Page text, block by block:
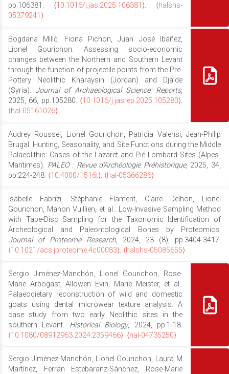
pp.106381. ⟨10.1016/j.jas.2025.106381⟩. ⟨halshs-
05379241⟩
Bogdana Milić, Fiona Pichon, Juan José Ibáñez,
Lionel Gourichon. Assessing socio-economic
changes between the Northern and Southern Levant
through the function of projectile points from the Pre-
Pottery Neolithic Kharaysin (Jordan) and Dja’de
(Syria). Journal of Archaeological Science: Reports,
2025, 66, pp.105280. ⟨10.1016/j.jasrep.2025.105280⟩.
⟨hal-05161026⟩
Audrey Roussel, Lionel Gourichon, Patricia Valensi, Jean-Philip
Brugal. Hunting, Seasonality, and Site Functions during the Middle
Palaeolithic: Cases of the Lazaret and Pié Lombard Sites (Alpes-
Maritimes). PALEO : Revue d'Archéologie Préhistorique, 2025, 34,
pp.224-248. ⟨10.4000/1516t⟩. ⟨hal-05366286⟩
Isabelle Fabrizi, Stéphanie Flament, Claire Delhon, Lionel
Gourichon, Manon Vuillien, et al.. Low-Invasive Sampling Method
with Tape-Disc Sampling for the Taxonomic Identification of
Archeological and Paleontological Bones by Proteomics.
Journal of Proteome Research, 2024, 23 (8), pp.3404-3417.
⟨10.1021/acs.jproteome.4c00083⟩. ⟨halshs-05085655⟩
Sergio Jiménez-Manchón, Lionel Gourichon, Rose-
Marie Arbogast, Allowen Evin, Marie Meister, et al..
Palaeodietary reconstruction of wild and domestic
goats using dental microwear texture analysis. A
case study from two early Neolithic sites in the
southern Levant. Historical Biology, 2024, pp.1-18.
⟨10.1080/08912963.2024.2359466⟩. ⟨hal-04735250⟩
Sergio Jiménez-Manchón, Lionel Gourichon, Laura M
Martínez, Ferran Estebaranz-Sánchez, Rose-Marie